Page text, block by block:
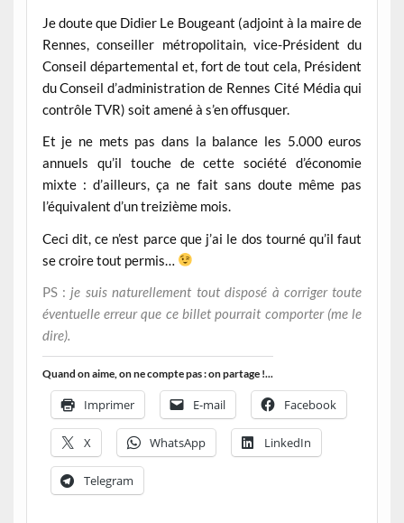
Je doute que Didier Le Bougeant (adjoint à la maire de
Rennes, conseiller métropolitain, vice-Président du
Conseil départemental et, fort de tout cela, Président
du Conseil d’administration de Rennes Cité Média qui
contrôle TVR) soit amené à s’en offusquer.
Et je ne mets pas dans la balance les 5.000 euros
annuels qu’il touche de cette société d’économie
mixte : d’ailleurs, ça ne fait sans doute même pas
l’équivalent d’un treizième mois.
Ceci dit, ce n’est parce que j’ai le dos tourné qu’il faut
se croire tout permis…
PS : je suis naturellement tout disposé à corriger toute
éventuelle erreur que ce billet pourrait comporter (me le
dire).
Quand on aime, on ne compte pas : on partage !...
Imprimer E-mail Facebook
X WhatsApp LinkedIn
Telegram